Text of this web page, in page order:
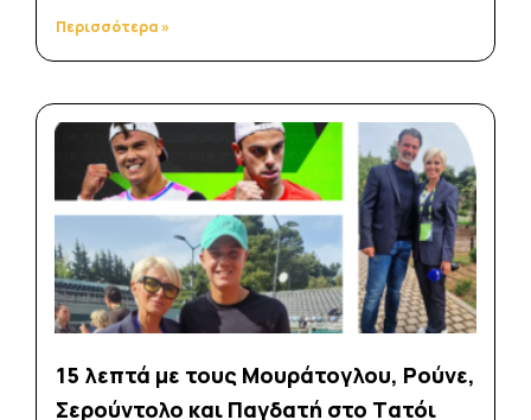
Περισσότερα »
15 λεπτά με τους Μουράτογλου, Ρούνε,
Σερούντολο και Παγδατή στο Tατόι